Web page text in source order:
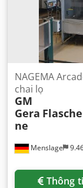
Menslage
NAGEMA
chai lọ
GM
Gera
ne
Thông